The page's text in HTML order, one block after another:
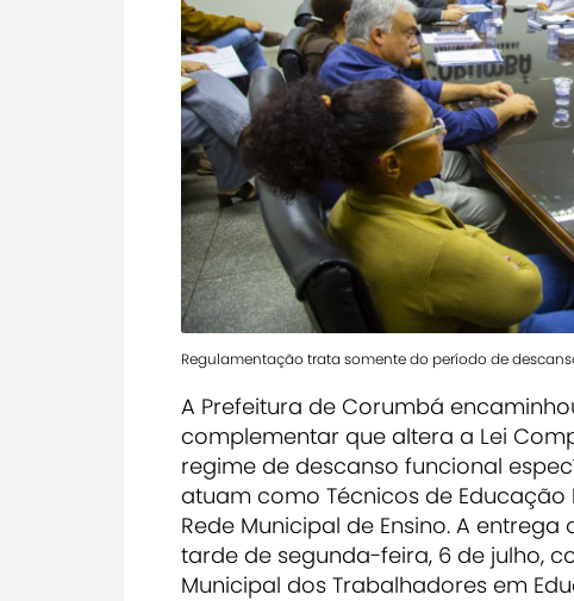
Regulamentação trata somente do período de
A Prefeitura de Corumbá
complementar que altera a Lei
regime de descanso funcional
atuam como Técnicos de Educação
Rede Municipal de Ensino. A
tarde de segunda-feira, 6 de julho,
Municipal dos Trabalhadores em